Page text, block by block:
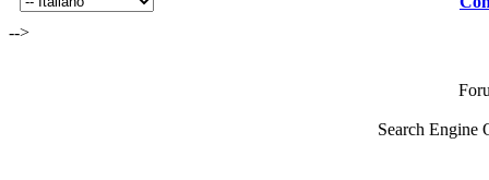
-->
Search Engine